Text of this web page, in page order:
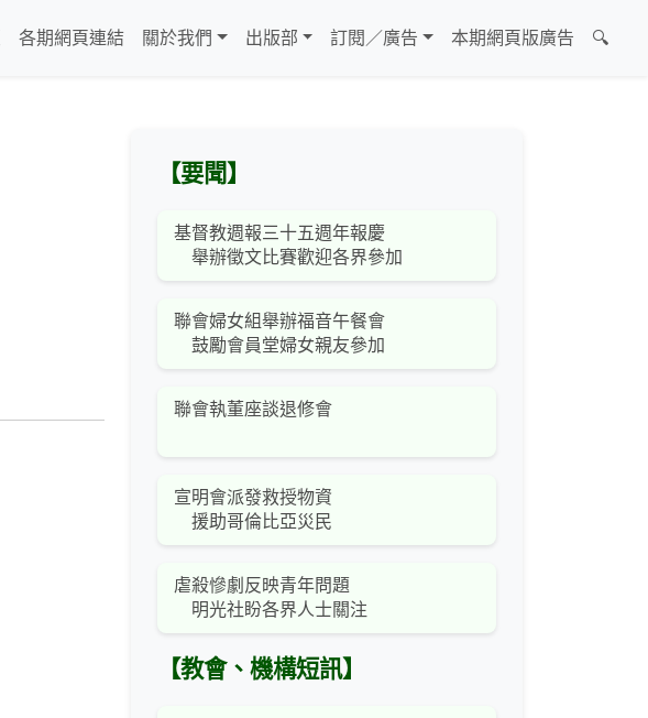
各期網頁連結 關於我們 出版部 訂閱／廣告 本期網頁版廣告 🔍
【要聞】
基督教週報三十五週年報慶
舉辦徵文比賽歡迎各界參加
聯會婦女組舉辦福音午餐會
鼓勵會員堂婦女親友參加
聯會執董座談退修會
宣明會派發救授物資
援助哥倫比亞災民
虐殺慘劇反映青年問題
明光社盼各界人士關注
【教會、機構短訊】